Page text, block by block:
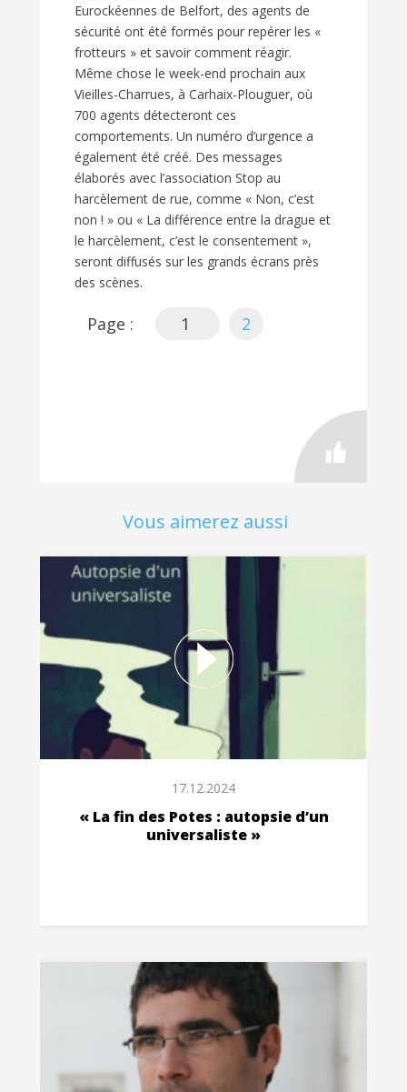
Eurockéennes de Belfort, des agents de
sécurité ont été formés pour repérer les «
frotteurs » et savoir comment réagir.
Même chose le week-end prochain aux
Vieilles-Charrues, à Carhaix-Plouguer, où
700 agents détecteront ces
comportements. Un numéro d’urgence a
également été créé. Des messages
élaborés avec l’association Stop au
harcèlement de rue, comme « Non, c’est
non ! » ou « La différence entre la drague et
le harcèlement, c’est le consentement »,
seront diffusés sur les grands écrans près
des scènes.
Page : 1 2
Vous aimerez aussi
17.12.2024
« La fin des Potes : autopsie d’un
universaliste »